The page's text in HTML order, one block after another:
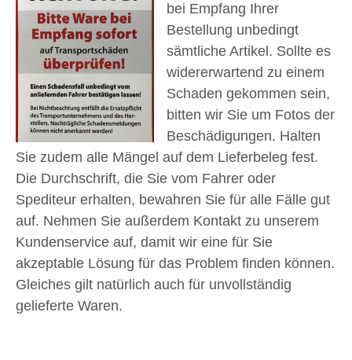
bei Empfang Ihrer
Bestellung unbedingt
sämtliche Artikel. Sollte es
widererwartend zu einem
Schaden gekommen sein,
bitten wir Sie um Fotos der
Beschädigungen. Halten
Sie zudem alle Mängel auf dem Lieferbeleg fest.
Die Durchschrift, die Sie vom Fahrer oder
Spediteur erhalten, bewahren Sie für alle Fälle gut
auf. Nehmen Sie außerdem Kontakt zu unserem
Kundenservice auf, damit wir eine für Sie
akzeptable Lösung für das Problem finden können.
Gleiches gilt natürlich auch für unvollständig
gelieferte Waren.